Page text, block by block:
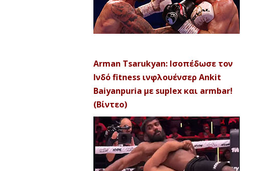
Arman Tsarukyan: Ισοπέδωσε τον
Ινδό fitness ινφλουένσερ Ankit
Baiyanpuria με suplex και armbar!
(Βίντεο)